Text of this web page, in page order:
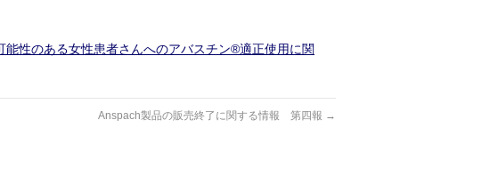
性のある女性患者さんへのアバスチン®適正使用に関
Anspach製品の販売終了に関する情報 第四報 →